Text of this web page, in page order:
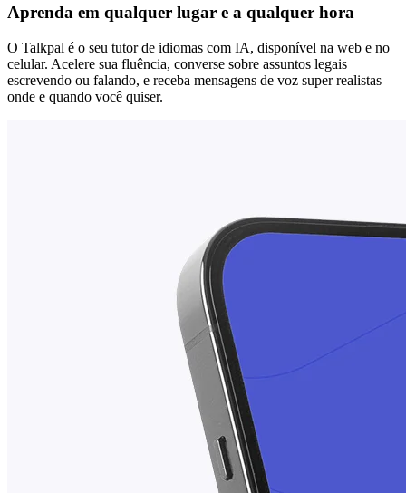
Aprenda em qualquer lugar e a qualquer hora
O Talkpal é o seu tutor de idiomas com IA, disponível na web e no
celular. Acelere sua fluência, converse sobre assuntos legais
escrevendo ou falando, e receba mensagens de voz super realistas
onde e quando você quiser.